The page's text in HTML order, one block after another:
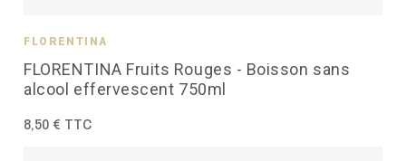
FLORENTINA Fruits Rouges - Boisson sans
alcool effervescent 750ml
FLORENTINA
8,50 € TTC